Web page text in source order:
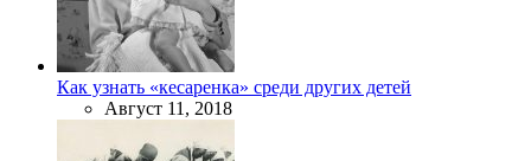
Как узнать «кесаренка» среди других детей
Август 11, 2018